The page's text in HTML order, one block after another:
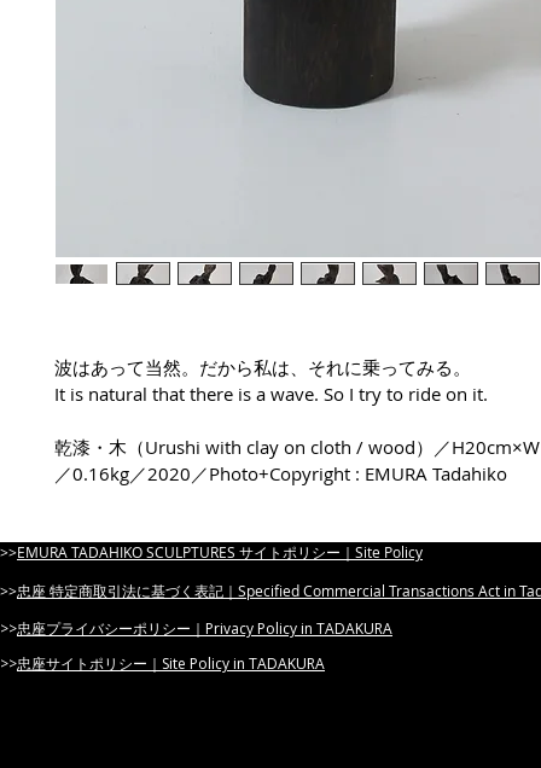
波はあって当然。だから私は、それに乗ってみる。
It is natural that there is a wave. So I try to ride on it.
乾漆・木（Urushi with clay on cloth / wood）／
／0.16kg／2020／Photo+Copyright : EMURA Tadahiko
>>​EMURA TADAHIKO SCULPTURES サイトポリシー｜Site Policy
​>>忠座 特定商取引法に基づく表記｜Specified Commercial Transactions Act in
​>>忠座プライバシーポリシー｜Privacy Policy in TADAKURA
​>>忠座サイトポリシー｜Site Policy in TADAKURA